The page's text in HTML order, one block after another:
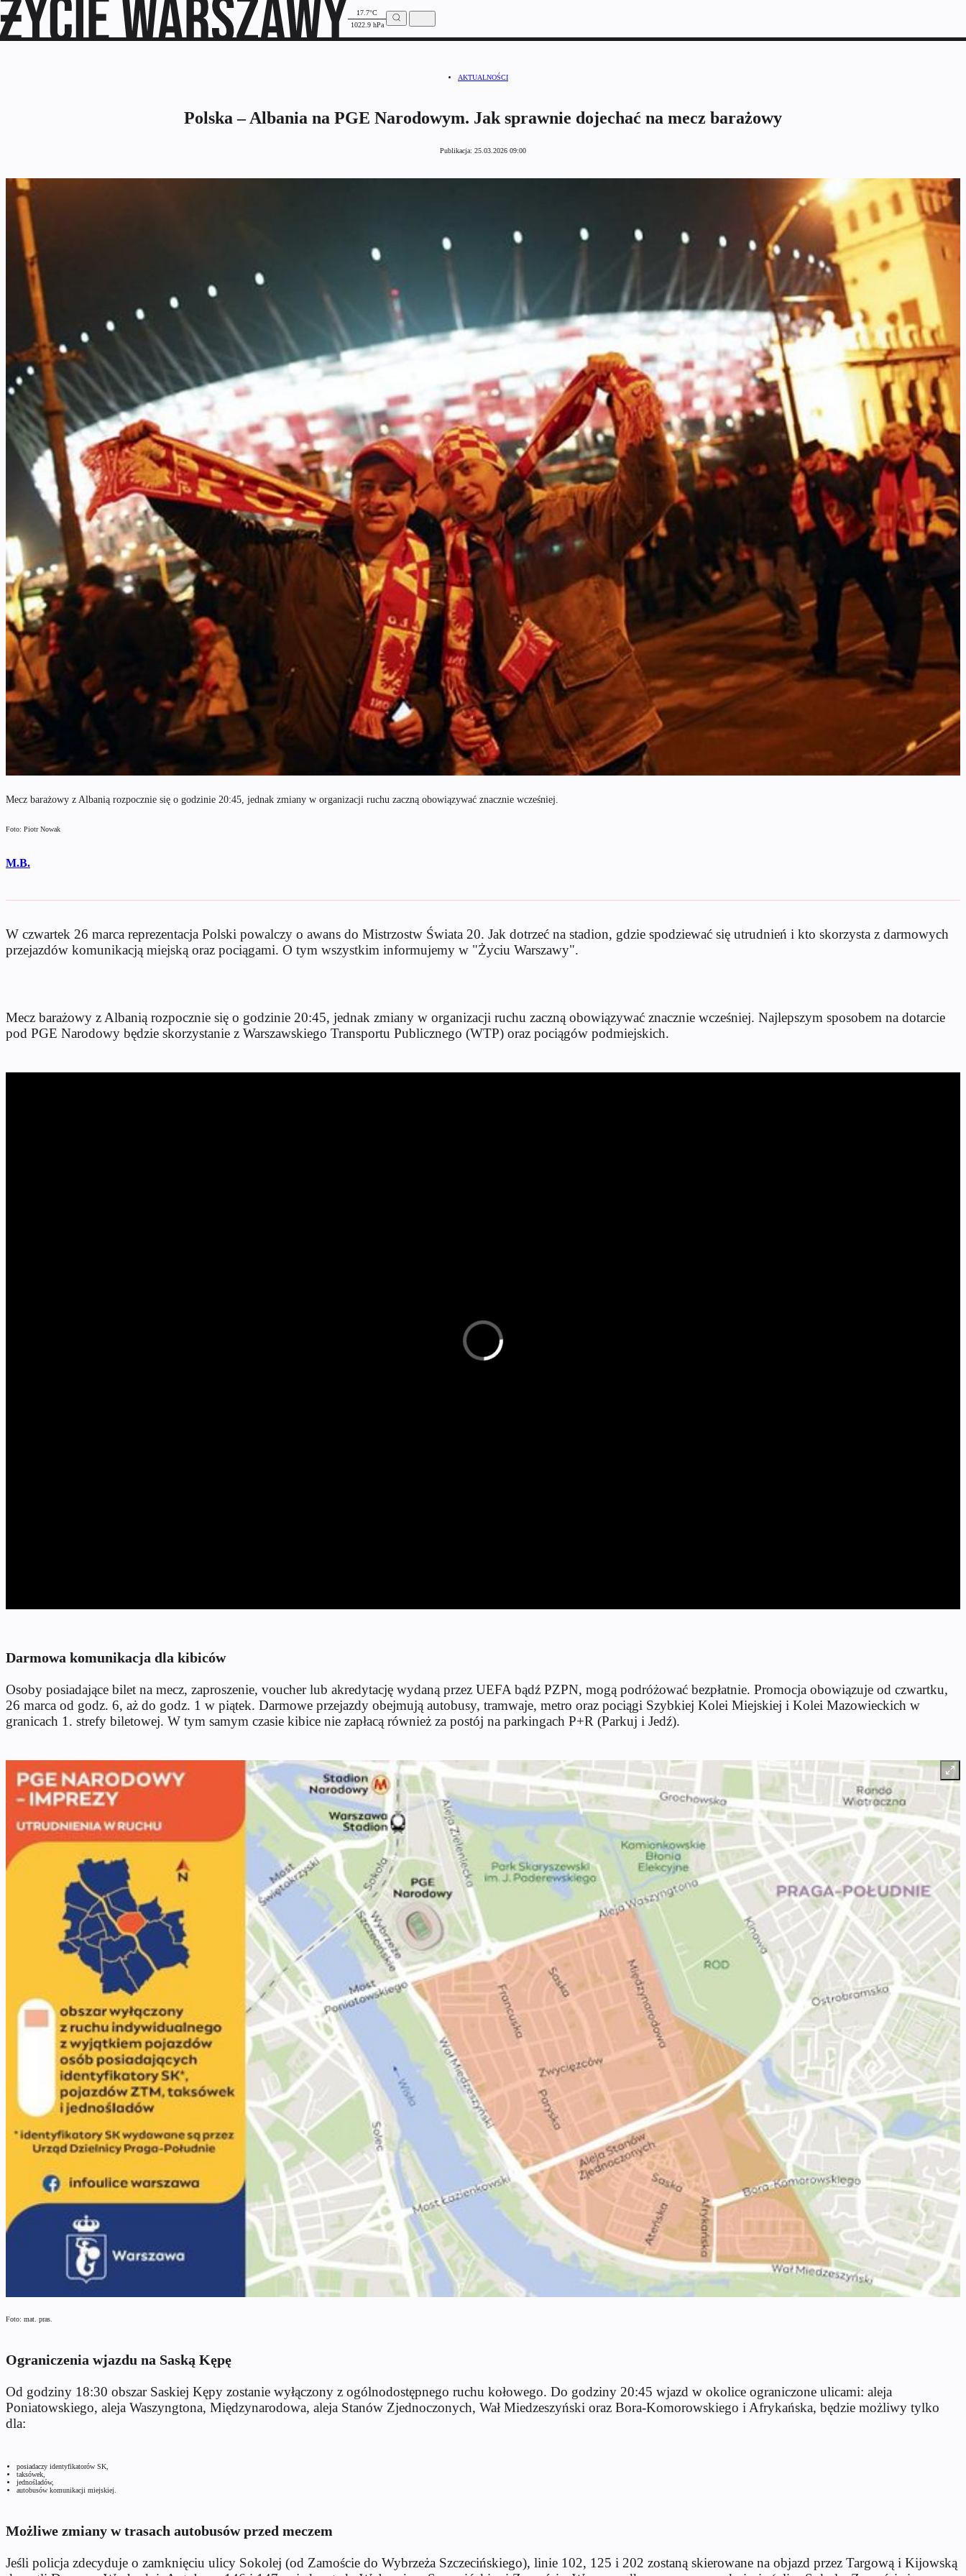
17.7°C
1022.9 hPa
AKTUALNOŚCI
Polska – Albania na PGE Narodowym. Jak sprawnie dojechać na mecz barażowy
Publikacja: 25.03.2026 09:00
Mecz barażowy z Albanią rozpocznie się o godzinie 20:45, jednak zmiany w organizacji ruchu zaczną obowiązywać znacznie wcześniej.
Foto: Piotr Nowak
M.B.
W czwartek 26 marca reprezentacja Polski powalczy o awans do Mistrzostw Świata 20. Jak dotrzeć na stadion, gdzie spodziewać się utrudnień i kto skorzysta z darmowych
przejazdów komunikacją miejską oraz pociągami. O tym wszystkim informujemy w "Życiu Warszawy".
Mecz barażowy z Albanią rozpocznie się o godzinie 20:45, jednak zmiany w organizacji ruchu zaczną obowiązywać znacznie wcześniej. Najlepszym sposobem na dotarcie
pod PGE Narodowy będzie skorzystanie z Warszawskiego Transportu Publicznego (WTP) oraz pociągów podmiejskich.
Darmowa komunikacja dla kibiców
Osoby posiadające bilet na mecz, zaproszenie, voucher lub akredytację wydaną przez UEFA bądź PZPN, mogą podróżować bezpłatnie. Promocja obowiązuje od czwartku,
26 marca od godz. 6, aż do godz. 1 w piątek. Darmowe przejazdy obejmują autobusy, tramwaje, metro oraz pociągi Szybkiej Kolei Miejskiej i Kolei Mazowieckich w
granicach 1. strefy biletowej. W tym samym czasie kibice nie zapłacą również za postój na parkingach P+R (Parkuj i Jedź).
Foto: mat. pras.
Ograniczenia wjazdu na Saską Kępę
Od godziny 18:30 obszar Saskiej Kępy zostanie wyłączony z ogólnodostępnego ruchu kołowego. Do godziny 20:45 wjazd w okolice ograniczone ulicami: aleja
Poniatowskiego, aleja Waszyngtona, Międzynarodowa, aleja Stanów Zjednoczonych, Wał Miedzeszyński oraz Bora-Komorowskiego i Afrykańska, będzie możliwy tylko
dla:
posiadaczy identyfikatorów SK,
taksówek,
jednośladów,
autobusów komunikacji miejskiej.
Możliwe zmiany w trasach autobusów przed meczem
Jeśli policja zdecyduje o zamknięciu ulicy Sokolej (od Zamoście do Wybrzeża Szczecińskiego), linie 102, 125 i 202 zostaną skierowane na objazd przez Targową i Kijowską